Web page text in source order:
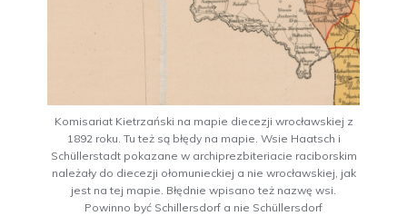
Komisariat Kietrzański na mapie diecezji wrocławskiej z
1892 roku. Tu też są błędy na mapie. Wsie Haatsch i
Schüllerstadt pokazane w archiprezbiteriacie raciborskim
należały do diecezji ołomunieckiej a nie wrocławskiej, jak
jest na tej mapie. Błędnie wpisano też nazwę wsi.
Powinno być Schillersdorf a nie Schüllersdorf